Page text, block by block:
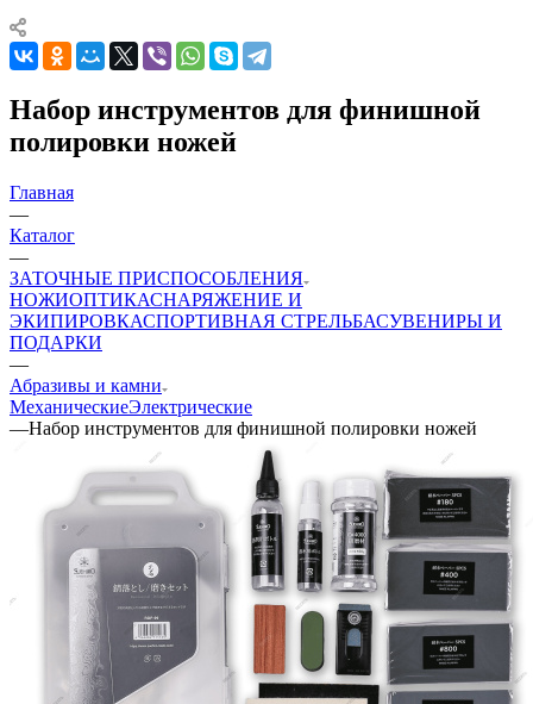
Набор инструментов для финишной
полировки ножей
Главная
—
Каталог
—
ЗАТОЧНЫЕ ПРИСПОСОБЛЕНИЯ
НОЖИОПТИКАСНАРЯЖЕНИЕ И
ЭКИПИРОВКАСПОРТИВНАЯ СТРЕЛЬБАСУВЕНИРЫ И
ПОДАРКИ
—
Абразивы и камни
МеханическиеЭлектрические
—Набор инструментов для финишной полировки ножей